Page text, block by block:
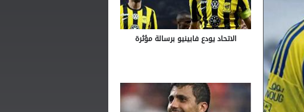
الاتحاد يودع فابينيو برسالة مؤثرة